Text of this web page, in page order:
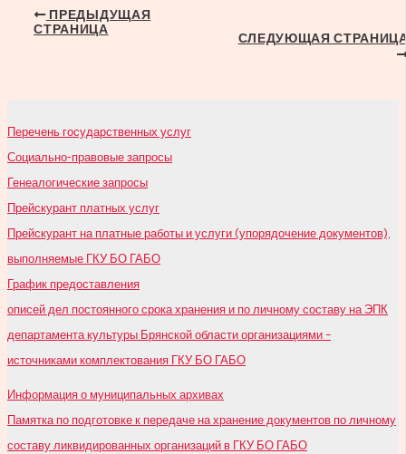
Навигация
ПРЕДЫДУЩАЯ
СТРАНИЦА
СЛЕДУЮЩАЯ
Перечень государственных услуг
Социально-правовые запросы
Генеалогические запросы
Прейскурант платных услуг
Прейскурант на платные работы и услуги (упорядочение документов),
выполняемые ГКУ БО ГАБО
График предоставления
описей дел постоянного срока хранения и по личному составу на ЭПК
департамента культуры Брянской области организациями –
источниками комплектования ГКУ БО ГАБО
Информация о муниципальных архивах
Памятка по подготовке к передаче на хранение документов по личному
составу ликвидированных организаций в ГКУ БО ГАБО